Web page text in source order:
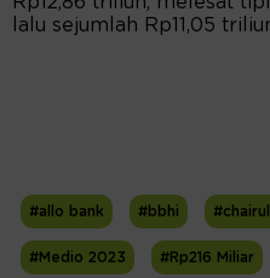
lalu sejumlah Rp11,05
#allo bank #bbhi
#Medio 2023 #Rp216 Miliar